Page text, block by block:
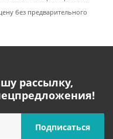
без предварительного
рассылку,